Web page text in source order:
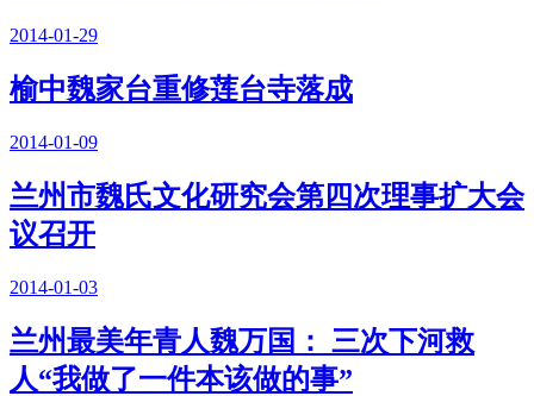
2014-01-29
榆中魏家台重修莲台寺落成
2014-01-09
兰州市魏氏文化研究会第四次理事扩大会
议召开
2014-01-03
兰州最美年青人魏万国： 三次下河救
人“我做了一件本该做的事”